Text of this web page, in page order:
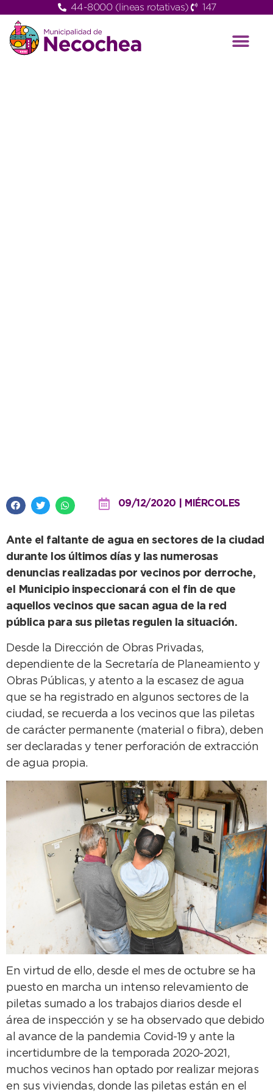
44-8000 (lineas rotativas) 147
09/12/2020 | MIÉRCOLES
Ante el faltante de agua en sectores de la ciudad
durante los últimos días y las numerosas
denuncias realizadas por vecinos por derroche,
el Municipio inspeccionará con el fin de que
aquellos vecinos que sacan agua de la red
pública para sus piletas regulen la situación.
Desde la Dirección de Obras Privadas,
dependiente de la Secretaría de Planeamiento y
Obras Públicas, y atento a la escasez de agua
que se ha registrado en algunos sectores de la
ciudad, se recuerda a los vecinos que las piletas
de carácter permanente (material o fibra), deben
ser declaradas y tener perforación de extracción
de agua propia.
En virtud de ello, desde el mes de octubre se ha
puesto en marcha un intenso relevamiento de
piletas sumado a los trabajos diarios desde el
área de inspección y se ha observado que debido
al avance de la pandemia Covid-19 y ante la
incertidumbre de la temporada 2020-2021,
muchos vecinos han optado por realizar mejoras
en sus viviendas, donde las piletas están en el